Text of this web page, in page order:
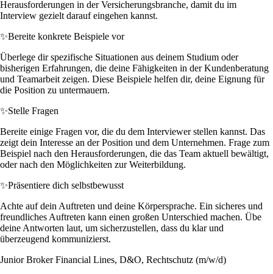
Herausforderungen in der Versicherungsbranche, damit du im
Interview gezielt darauf eingehen kannst.
✨Bereite konkrete Beispiele vor
Überlege dir spezifische Situationen aus deinem Studium oder
bisherigen Erfahrungen, die deine Fähigkeiten in der Kundenberatung
und Teamarbeit zeigen. Diese Beispiele helfen dir, deine Eignung für
die Position zu untermauern.
✨Stelle Fragen
Bereite einige Fragen vor, die du dem Interviewer stellen kannst. Das
zeigt dein Interesse an der Position und dem Unternehmen. Frage zum
Beispiel nach den Herausforderungen, die das Team aktuell bewältigt,
oder nach den Möglichkeiten zur Weiterbildung.
✨Präsentiere dich selbstbewusst
Achte auf dein Auftreten und deine Körpersprache. Ein sicheres und
freundliches Auftreten kann einen großen Unterschied machen. Übe
deine Antworten laut, um sicherzustellen, dass du klar und
überzeugend kommunizierst.
Junior Broker Financial Lines, D&O, Rechtschutz (m/w/d)